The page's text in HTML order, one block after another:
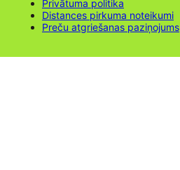
Privātuma politika
Distances pirkuma noteikumi
Preču atgriešanas paziņojums